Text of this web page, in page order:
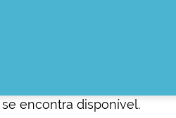
encontra disponível.